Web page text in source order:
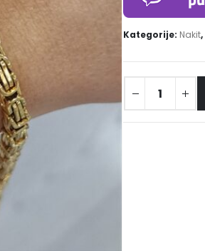
Kategorije: Nakit,